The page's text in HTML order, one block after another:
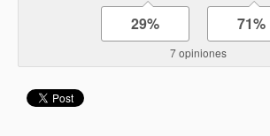
29% 71%
7 opiniones